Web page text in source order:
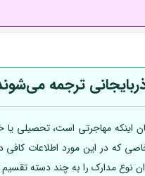
ترجمه
اینکه مهاجرتی است، تحصیلی یا
که در این مورد اطلاعات
نوع مدارک را به چند دسته تقسیم